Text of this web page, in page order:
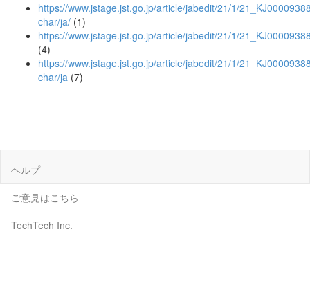
https://www.jstage.jst.go.jp/article/jabedit/21/1/
char/ja/ (1)
https://www.jstage.jst.go.jp/article/jabedit/21/1/
(4)
https://www.jstage.jst.go.jp/article/jabedit/21/1/
char/ja (7)
ヘルプ
ご意見はこちら
TechTech Inc.